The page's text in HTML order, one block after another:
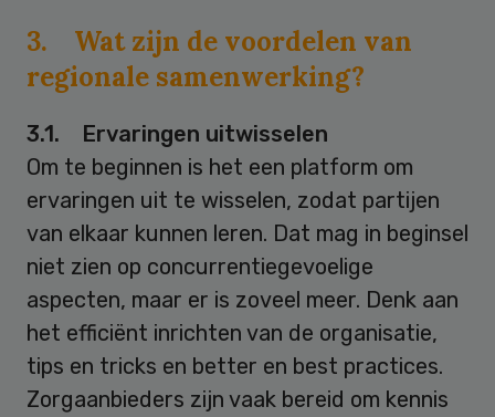
3. Wat zijn de voordelen van
regionale samenwerking?
3.1. Ervaringen uitwisselen
Om te beginnen is het een platform om
ervaringen uit te wisselen, zodat partijen
van elkaar kunnen leren. Dat mag in beginsel
niet zien op concurrentiegevoelige
aspecten, maar er is zoveel meer. Denk aan
het efficiënt inrichten van de organisatie,
tips en tricks en better en best practices.
Zorgaanbieders zijn vaak bereid om kennis